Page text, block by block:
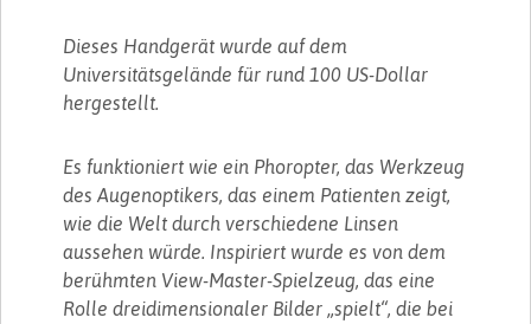
Dieses Handgerät wurde auf dem
Universitätsgelände für rund 100 US-Dollar
hergestellt.
Es funktioniert wie ein Phoropter, das Werkzeug
des Augenoptikers, das einem Patienten zeigt,
wie die Welt durch verschiedene Linsen
aussehen würde. Inspiriert wurde es von dem
berühmten View-Master-Spielzeug, das eine
Rolle dreidimensionaler Bilder „spielt“, die bei